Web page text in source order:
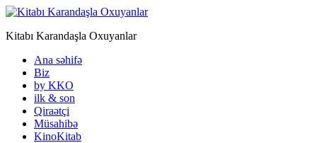
Kitabı Karandaşla Oxuyanlar
Ana səhifə
Biz
by KKO
ilk & son
Qiraətçi
Müsahibə
KinoKitab